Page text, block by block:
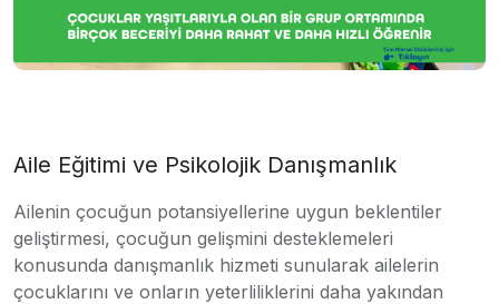
Aile Eğitimi ve Psikolojik Danışmanlık
Ailenin çocuğun potansiyellerine uygun beklentiler
geliştirmesi, çocuğun gelişmini desteklemeleri
konusunda danışmanlık hizmeti sunularak ailelerin
çocuklarını ve onların yeterliliklerini daha yakından